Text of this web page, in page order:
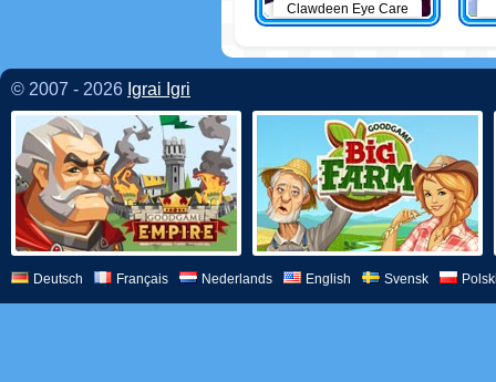
Clawdeen Eye Care
© 2007 - 2026 Igrai Igri
Deutsch Français Nederlands English Svensk